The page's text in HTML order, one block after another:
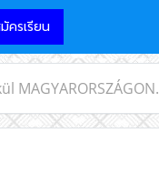
ครเรียน